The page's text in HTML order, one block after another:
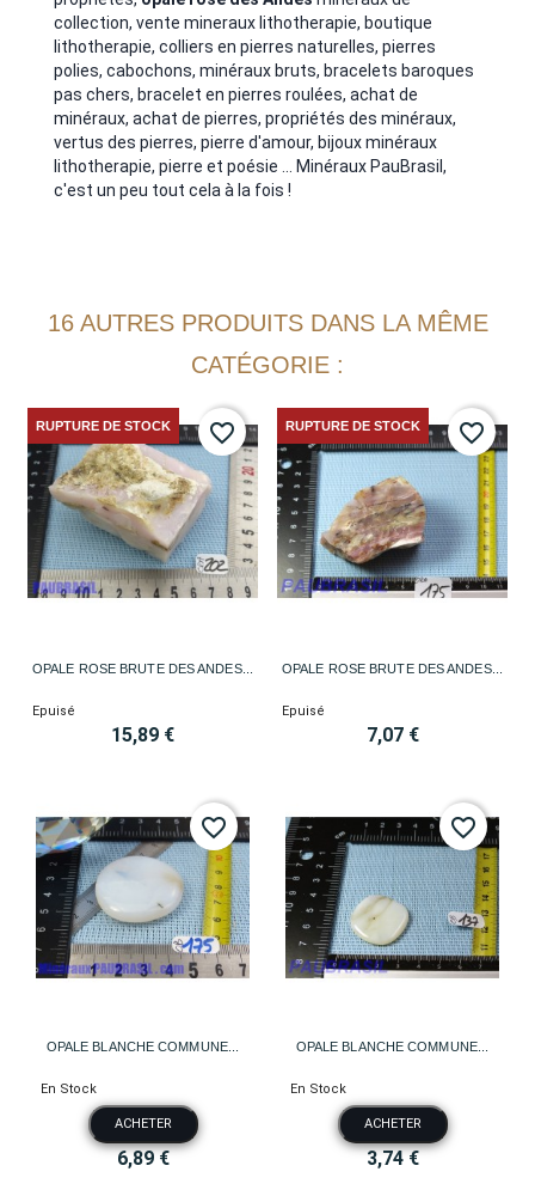
collection, vente mineraux lithotherapie, boutique
lithotherapie, colliers en pierres naturelles, pierres
polies, cabochons, minéraux bruts, bracelets baroques
pas chers, bracelet en pierres roulées, achat de
minéraux, achat de pierres, propriétés des minéraux,
vertus des pierres, pierre d'amour, bijoux minéraux
lithotherapie, pierre et poésie ... Minéraux PauBrasil,
c'est un peu tout cela à la fois !
16 AUTRES PRODUITS DANS LA MÊME
CATÉGORIE :
OPALE ROSE BRUTE DES ANDES...
Epuisé
15,89 €
RUPTURE DE STOCK favorite_border
OPALE ROSE BRUTE DES ANDES...
Epuisé
7,07 €
RUPTURE DE STOCK favorite_border
OPALE BLANCHE COMMUNE...
En Stock
ACHETER
6,89 €
favorite_border
OPALE BLANCHE COMMUNE...
En Stock
ACHETER
3,74 €
favorite_border